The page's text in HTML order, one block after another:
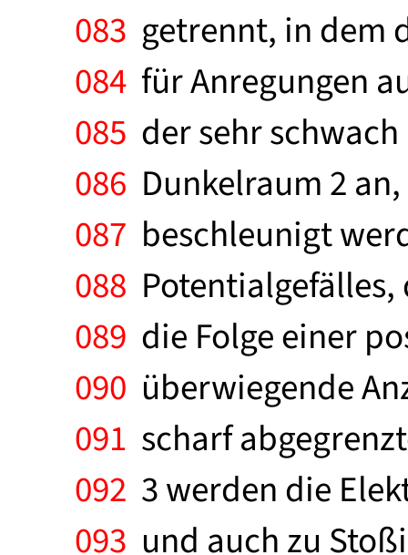
083 getrennt, in dem
084 für Anregungen
085 der sehr
086 Dunkelraum 2
087 beschleunigt
088
089 die Folge einer
090 überwiegende
091 scharf
092 3 werden die
093 und auch zu